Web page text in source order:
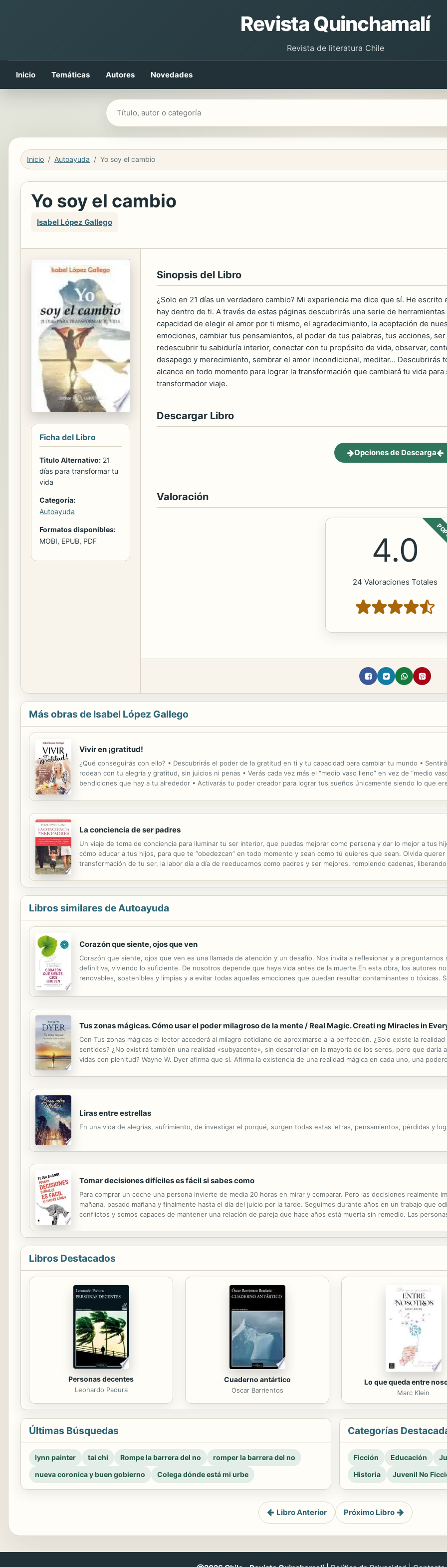
Revista Quinchamalí
Revista de literatura Chile
Inicio Temáticas Autores Novedades
Buscar libros
Inicio Autoayuda Yo soy el cambio
Yo soy el cambio
Isabel López Gallego
Ficha del Libro
Titulo Alternativo: 21
días para transformar tu
vida
Categoría:
Autoayuda
Formatos disponibles:
MOBI, EPUB, PDF
Sinopsis del Libro
¿Solo en 21 días un verdadero cambio? Mi experiencia me dice que sí. He
hay dentro de ti. A través de estas páginas descubrirás una serie de
capacidad de elegir el amor por ti mismo, el agradecimiento, la aceptación de
emociones, cambiar tus pensamientos, el poder de tus palabras, tus acciones,
redescubrir tu sabiduría interior, conectar con tu propósito de vida, observar,
desapego y merecimiento, sembrar el amor incondicional, meditar… Descubrirás
alcance en todo momento para lograr la transformación que cambiará tu vida
transformador viaje.
Descargar Libro
Opciones de Descarga
Valoración
4.0
24 Valoraciones Totales
Más obras de Isabel López Gallego
Vivir en ¡gratitud!
¿Qué conseguirás con ello? • Descubrirás el poder de la gratitud en ti y tu capacidad para cambiar tu mundo •
rodean con tu alegría y gratitud, sin juicios ni penas • Verás cada vez más el “medio vaso lleno” en vez de “medio
bendiciones que hay a tu alrededor • Activarás tu poder creador para lograr tus sueños únicamente siendo lo que
La conciencia de ser padres
Un viaje de toma de conciencia para iluminar tu ser interior, que puedas mejorar como persona y dar lo mejor a tus
cómo educar a tus hijos, para que te “obedezcan” en todo momento y sean como tú quieres que sean. Olvida querer
transformación de tu ser, la labor día a día de reeducarnos como padres y ser mejores, rompiendo cadenas,
Libros similares de Autoayuda
Corazón que siente, ojos que ven
Corazón que siente, ojos que ven es una llamada de atención y un desafío. Nos invita a reflexionar y a preguntarnos
definitiva, viviendo lo suficiente. De nosotros depende que haya vida antes de la muerte.En esta obra, los autores
renovables, sostenibles y limpias y a evitar todas aquellas emociones que puedan resultar contaminantes o tóxicas.
Tus zonas mágicas. Cómo usar el poder milagroso de la mente / Real Magic. Creati ng Miracles in
Con Tus zonas mágicas el lector accederá al milagro cotidiano de aproximarse a la perfección. ¿Solo existe la
sentidos? ¿No existirá también una realidad «subyacente», sin desarrollar en la mayoría de los seres, pero que daría
vidas con plenitud? Wayne W. Dyer afirma que sí. Afirma la existencia de una realidad mágica en cada uno, una
Liras entre estrellas
En una vida de alegrías, sufrimiento, de investigar el porqué, surgen todas estas letras, pensamientos, pérdidas y
Tomar decisiones difíciles es fácil si sabes como
Para comprar un coche una persona invierte de media 20 horas en mirar y comparar. Pero las decisiones realmente
mañana, pasado mañana y finalmente hasta el día del juicio por la tarde. Seguimos durante años en un trabajo que
conflictos y somos capaces de mantener una relación de pareja que hace años está muerta sin remedio. Las
Libros Destacados
Personas decentes
Leonardo Padura
Cuaderno antártico
Oscar Barrientos
Lo que queda entre
Marc Klein
Últimas Búsquedas
lynn painter tai chi Rompe la barrera del no
romper la barrera del no
nueva coronica y buen gobierno
Colega dónde está mi urbe
Categorías
Ficción Educación
Historia
Juvenil No
Libro Anterior Próximo Libro